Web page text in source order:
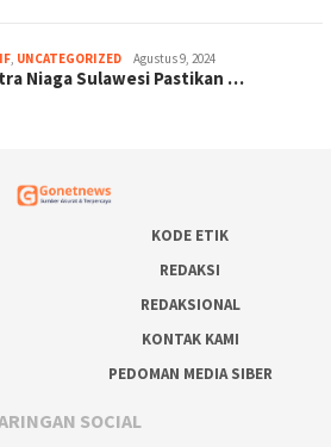
, UNCATEGORIZED Agustus 9, 2024
Niaga Sulawesi Pastikan …
KODE ETIK
REDAKSI
REDAKSIONAL
KONTAK KAMI
PEDOMAN MEDIA SIBER
SOCIAL